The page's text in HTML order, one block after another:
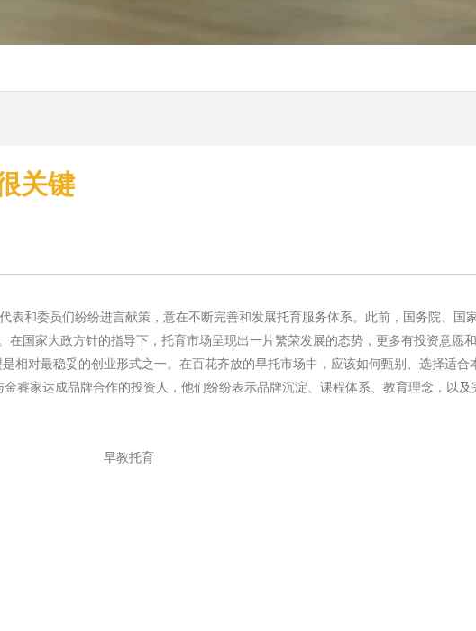
关键
表和委员们纷纷进言献策，意在不断完善和发展托育服务体系。此前，国务院、国
国家大政方针的指导下，托育市场呈现出一片繁荣发展的态势，更多有投资意愿
对最稳妥的创业形式之一。在百花齐放的早托市场中，应该如何甄别、选择适合
家达成品牌合作的投资人，他们纷纷表示品牌沉淀、课程体系、教育理念，以